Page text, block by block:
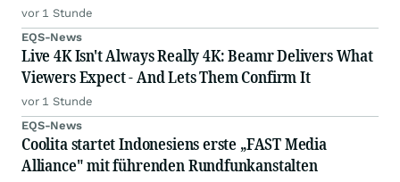
vor 1 Stunde
EQS-News
Live 4K Isn't Always Really 4K: Beamr Delivers What
Viewers Expect - And Lets Them Confirm It
vor 1 Stunde
EQS-News
Coolita startet Indonesiens erste „FAST Media
Alliance" mit führenden Rundfunkanstalten